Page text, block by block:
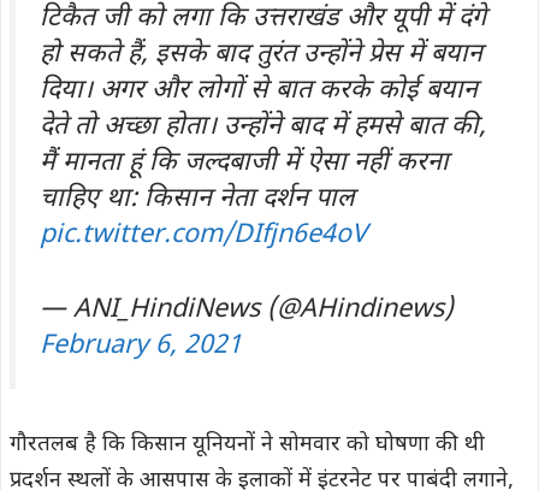
टिकैत जी को लगा कि उत्तराखंड और यूपी में दंगे
हो सकते हैं, इसके बाद तुरंत उन्होंने प्रेस में बयान
दिया। अगर और लोगों से बात करके कोई बयान
देते तो अच्छा होता। उन्होंने बाद में हमसे बात की,
मैं मानता हूं कि जल्दबाजी में ऐसा नहीं करना
चाहिए था: किसान नेता दर्शन पाल
pic.twitter.com/DIfjn6e4oV
— ANI_HindiNews (@AHindinews)
February 6, 2021
गौरतलब है कि किसान यूनियनों ने सोमवार को घोषणा की थी
प्रदर्शन स्थलों के आसपास के इलाकों में इंटरनेट पर पाबंदी लगाने,